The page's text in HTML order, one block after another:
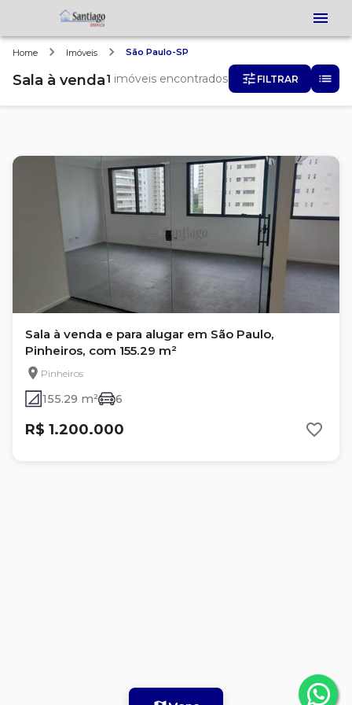
Home Imóveis São Paulo-SP
Sala à venda1 imóveis encontrados FILTRAR
Sala à venda e para alugar em São Paulo,
Pinheiros, com 155.29 m²
Pinheiros
155.29 m² 6
R$ 1.200.000